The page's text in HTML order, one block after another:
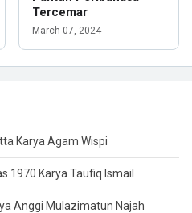
Tercemar
March 07, 2024
Karya Agam Wispi
1970 Karya Taufiq Ismail
Anggi Mulazimatun Najah